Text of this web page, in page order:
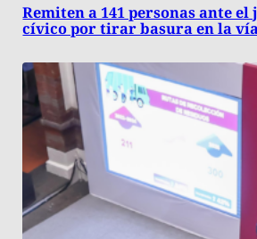
Remiten a 141 personas ante el
cívico por tirar basura en la